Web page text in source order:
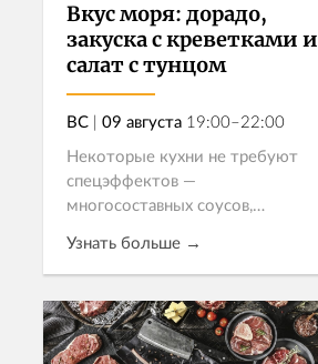
Вкус моря: дорадо,
закуска с креветками и
салат с тунцом
ВС | 09 августа 19:00–22:00
Некоторые кухни не требуют
спецэффектов —
многосоставных соусов,
ингредиентов.
Средиземноморская — как раз
из таких, ведь в ее основе
простые понятные продукты,
свежий вкус, мин...
Узнать больше →
Записаться